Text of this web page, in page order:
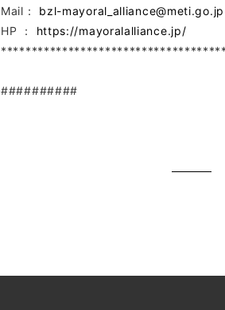
Mail： bzl-mayoral_alliance@meti.go.jp
HP ： https://mayoralalliance.jp/
##########